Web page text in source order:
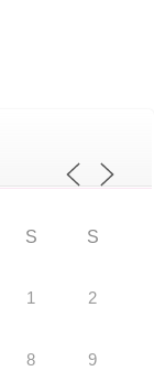
S S
1 2
8 9